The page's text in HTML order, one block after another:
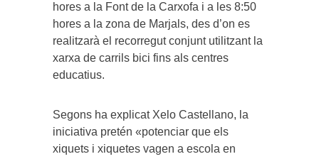
hores a la Font de la Carxofa i a les 8:50
hores a la zona de Marjals, des d’on es
realitzarà el recorregut conjunt utilitzant la
xarxa de carrils bici fins als centres
educatius.
Segons ha explicat Xelo Castellano, la
iniciativa pretén «potenciar que els
xiquets i xiquetes vagen a escola en